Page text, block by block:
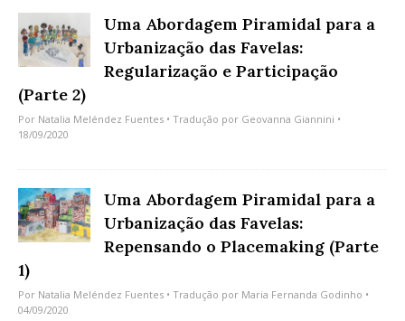
Uma Abordagem Piramidal para a
Urbanização das Favelas:
Regularização e Participação
(Parte 2)
Por Natalia Meléndez Fuentes • Tradução por Geovanna Giannini •
18/09/2020
Uma Abordagem Piramidal para a
Urbanização das Favelas:
Repensando o Placemaking (Parte
1)
Por Natalia Meléndez Fuentes • Tradução por Maria Fernanda Godinho •
04/09/2020